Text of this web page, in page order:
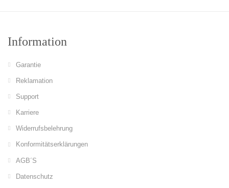
Information
Garantie
Reklamation
Support
Karriere
Widerrufsbelehrung
Konformitätserklärungen
AGB´S
Datenschutz